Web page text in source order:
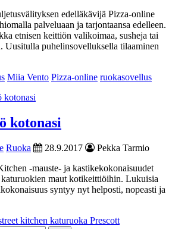
edelläkävijä Pizza-online
palveluaan ja tarjontaansa edelleen.
etnisen keittiön valikoimaa, susheja tai
Uusitulla puhelinsovelluksella tilaaminen
Miia Vento Pizza-online ruokasovellus
kotonasi
Ruoka 28.9.2017
Pekka Tarmio
-mauste- ja kastikekokonaisuudet
katuruokien maut kotikeittiöihin. Lukuisia
syntyy nyt helposti, nopeasti ja
kitchen katuruoka Prescott